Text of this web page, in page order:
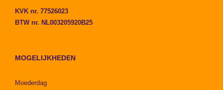
KVK nr. 77526023
BTW nr. NL003205920B25
MOGELIJKHEDEN
Moederdag